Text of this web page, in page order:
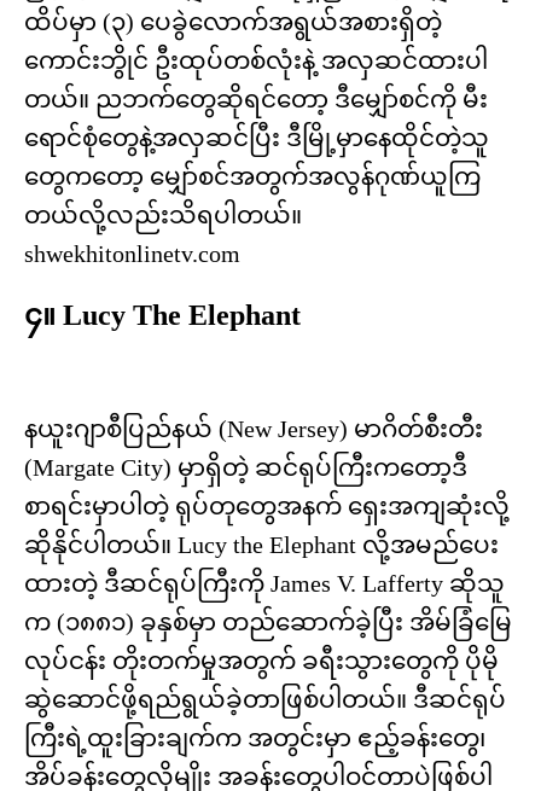
ထိပ်မှာ (၃) ပေခွဲလောက်အရွယ်အစားရှိတဲ့
ကောင်းဘွိုင် ဦးထုပ်တစ်လုံးနဲ့ အလှဆင်ထားပါ
တယ်။ ညဘက်တွေဆိုရင်တော့ ဒီမျှော်စင်ကို မီး
ရောင်စုံတွေနဲ့အလှဆင်ပြီး ဒီမြို့မှာနေထိုင်တဲ့သူ
တွေကတော့ မျှော်စင်အတွက်အလွန်ဂုဏ်ယူကြ
တယ်လို့လည်းသိရပါတယ်။
shwekhitonlinetv.com
၄။ Lucy The Elephant
နယူးဂျာစီပြည်နယ် (New Jersey) မာဂိတ်စီးတီး
(Margate City) မှာရှိတဲ့ ဆင်ရုပ်ကြီးကတော့ဒီ
စာရင်းမှာပါတဲ့ ရုပ်တုတွေအနက် ရှေးအကျဆုံးလို့
ဆိုနိုင်ပါတယ်။ Lucy the Elephant လို့အမည်ပေး
ထားတဲ့ ဒီဆင်ရုပ်ကြီးကို James V. Lafferty ဆိုသူ
က (၁၈၈၁) ခုနှစ်မှာ တည်ဆောက်ခဲ့ပြီး အိမ်ခြံမြေ
လုပ်ငန်း တိုးတက်မှုအတွက် ခရီးသွားတွေကို ပိုမို
ဆွဲဆောင်ဖို့ရည်ရွယ်ခဲ့တာဖြစ်ပါတယ်။ ဒီဆင်ရုပ်
ကြီးရဲ့ထူးခြားချက်က အတွင်းမှာ ဧည့်ခန်းတွေ၊
အိပ်ခန်းတွေလိုမျိုး အခန်းတွေပါဝင်တာပဲဖြစ်ပါ